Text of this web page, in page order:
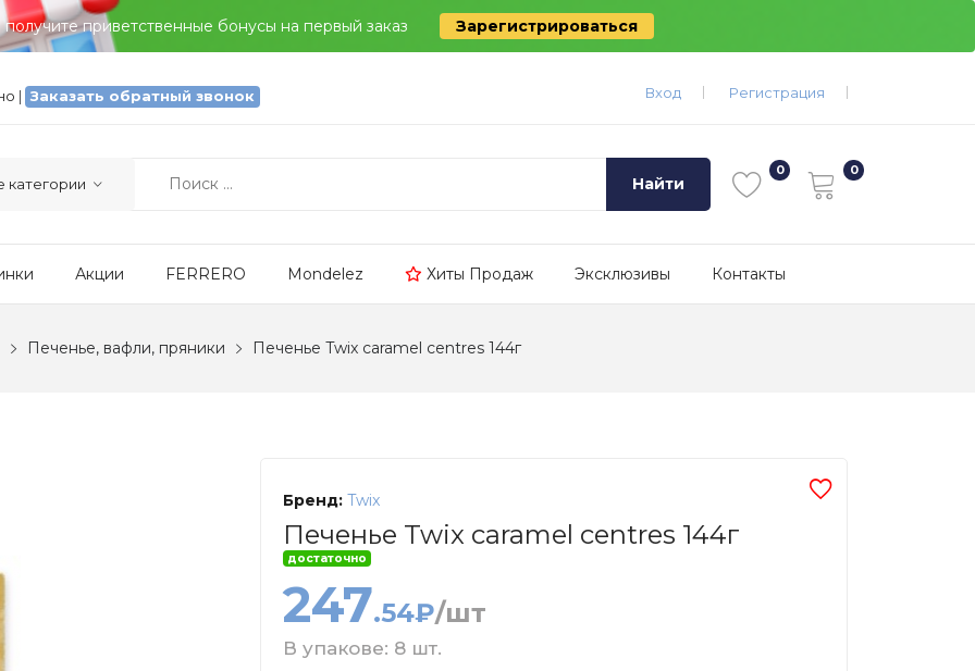
получите приветственные бонусы на первый заказ Зарегистрироваться
| Заказать обратный звонок Вход Регистрация
Найти
Акции FERRERO Mondelez Хиты Продаж Эксклюзивы Контакты
Печенье, вафли, пряники Печенье Twix caramel centres 144г
Бренд: Twix
Печенье Twix caramel centres 144г
достаточно
247.54₽/шт
В упакове: 8 шт.